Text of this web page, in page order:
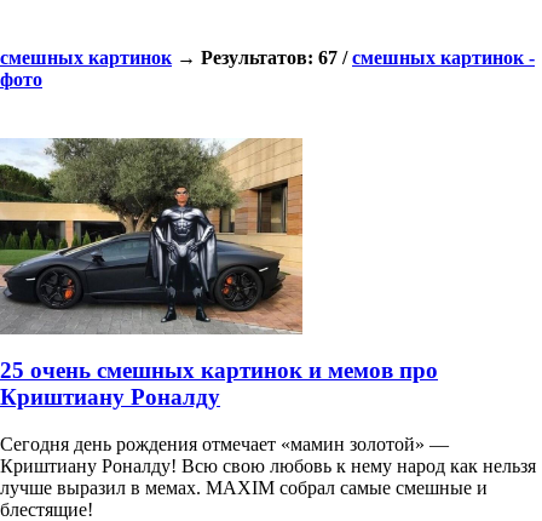
смешных картинок → Результатов: 67 /смешных картинок -
фото
25 очень смешных картинок и мемов про
Криштиану Роналду
Сегодня день рождения отмечает «мамин золотой» —
Криштиану Роналду! Всю свою любовь к нему народ как нельзя
лучше выразил в мемах. MAXIM собрал самые смешные и
блестящие!